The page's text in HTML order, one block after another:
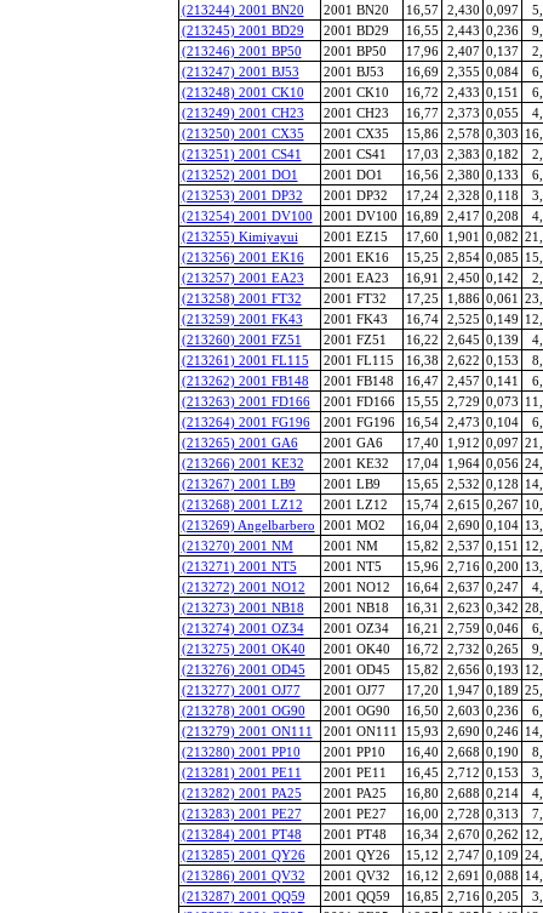
(213244) 2001 BN20
2001 BN20 16,57 2,430 0,097
(213245) 2001 BD29
2001 BD29 16,55 2,443 0,236
(213246) 2001 BP50
2001 BP50 17,96 2,407 0,137
(213247) 2001 BJ53
2001 BJ53 16,69 2,355 0,084
(213248) 2001 CK10
2001 CK10 16,72 2,433 0,151
(213249) 2001 CH23
2001 CH23 16,77 2,373 0,055
(213250) 2001 CX35
2001 CX35 15,86 2,578 0,303
(213251) 2001 CS41
2001 CS41 17,03 2,383 0,182
(213252) 2001 DO1
2001 DO1 16,56 2,380 0,133
(213253) 2001 DP32
2001 DP32 17,24 2,328 0,118
(213254) 2001 DV100
2001 DV100 16,89 2,417 0,208
(213255) Kimiyayui
2001 EZ15 17,60 1,901 0,082
(213256) 2001 EK16
2001 EK16 15,25 2,854 0,085
(213257) 2001 EA23
2001 EA23 16,91 2,450 0,142
(213258) 2001 FT32
2001 FT32 17,25 1,886 0,061
(213259) 2001 FK43
2001 FK43 16,74 2,525 0,149
(213260) 2001 FZ51
2001 FZ51 16,22 2,645 0,139
(213261) 2001 FL115
2001 FL115 16,38 2,622 0,153
(213262) 2001 FB148
2001 FB148 16,47 2,457 0,141
(213263) 2001 FD166
2001 FD166 15,55 2,729 0,073
(213264) 2001 FG196
2001 FG196 16,54 2,473 0,104
(213265) 2001 GA6
2001 GA6 17,40 1,912 0,097
(213266) 2001 KE32
2001 KE32 17,04 1,964 0,056
(213267) 2001 LB9
2001 LB9 15,65 2,532 0,128
(213268) 2001 LZ12
2001 LZ12 15,74 2,615 0,267
(213269) Angelbarbero
2001 MO2 16,04 2,690 0,104
(213270) 2001 NM
2001 NM 15,82 2,537 0,151
(213271) 2001 NT5
2001 NT5 15,96 2,716 0,200
(213272) 2001 NO12
2001 NO12 16,64 2,637 0,247
(213273) 2001 NB18
2001 NB18 16,31 2,623 0,342
(213274) 2001 OZ34
2001 OZ34 16,21 2,759 0,046
(213275) 2001 OK40
2001 OK40 16,72 2,732 0,265
(213276) 2001 OD45
2001 OD45 15,82 2,656 0,193
(213277) 2001 OJ77
2001 OJ77 17,20 1,947 0,189
(213278) 2001 OG90
2001 OG90 16,50 2,603 0,236
(213279) 2001 ON111
2001 ON111 15,93 2,690 0,246
(213280) 2001 PP10
2001 PP10 16,40 2,668 0,190
(213281) 2001 PE11
2001 PE11 16,45 2,712 0,153
(213282) 2001 PA25
2001 PA25 16,80 2,688 0,214
(213283) 2001 PE27
2001 PE27 16,00 2,728 0,313
(213284) 2001 PT48
2001 PT48 16,34 2,670 0,262
(213285) 2001 QY26
2001 QY26 15,12 2,747 0,109
(213286) 2001 QV32
2001 QV32 16,12 2,691 0,088
(213287) 2001 QQ59
2001 QQ59 16,85 2,716 0,205